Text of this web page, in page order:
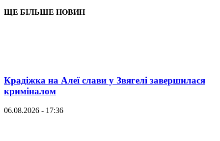
ЩЕ БІЛЬШЕ НОВИН
Крадіжка на Алеї слави у Звягелі завершилася
криміналом
06.08.2026 - 17:36